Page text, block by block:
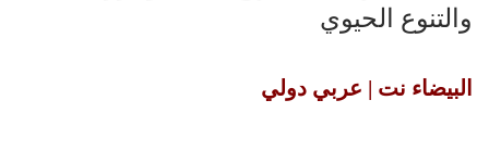
والتنوع الحيوي
البيضاء نت | عربي دولي